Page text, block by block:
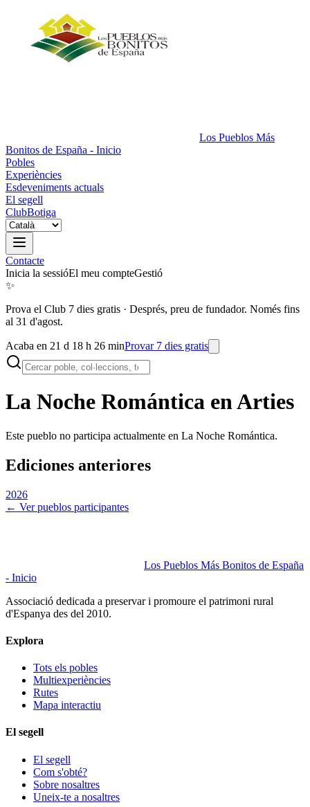
Los Pueblos Más
Bonitos de España - Inicio
Pobles
Experiències
Esdeveniments actuals
El segell
ClubBotiga
Contacte
Inicia la sessióEl meu compteGestió
✨
Prova el Club 7 dies gratis · Després, preu de fundador. Només fins
al 31 d'agost.
Acaba en 21 d 18 h 26 minProvar 7 dies gratis
La Noche Romántica enArties
Este pueblo no participa actualmente en La Noche Romántica.
Ediciones anteriores
2026
← Ver pueblos participantes
Los Pueblos Más Bonitos de España
- Inicio
Associació dedicada a preservar i promoure el patrimoni rural
d'Espanya des del 2010.
Explora
Tots els pobles
Multiexperiències
Rutes
Mapa interactiu
El segell
El segell
Com s'obté?
Sobre nosaltres
Uneix-te a nosaltres